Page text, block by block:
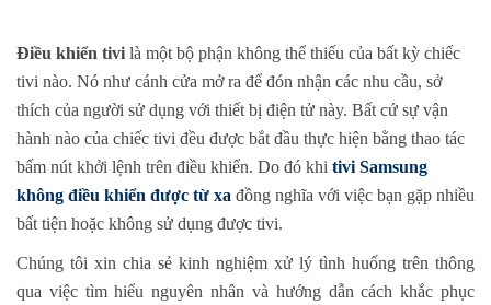
Điều khiển tivi là một bộ phận không thể thiếu của bất kỳ chiếc
tivi nào. Nó như cánh cửa mở ra để đón nhận các nhu cầu, sở
thích của người sử dụng với thiết bị điện tử này. Bất cứ sự vận
hành nào của chiếc tivi đều được bắt đầu thực hiện bằng thao tác
bấm nút khởi lệnh trên điều khiển. Do đó khi tivi Samsung
không điều khiển được từ xa đồng nghĩa với việc bạn gặp nhiều
bất tiện hoặc không sử dụng được tivi.
Chúng tôi xin chia sẻ kinh nghiệm xử lý tình huống trên thông
qua việc tìm hiểu nguyên nhân và hướng dẫn cách khắc phục